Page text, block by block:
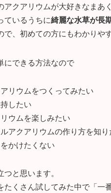
アクアリウムが大好きなま
ているうちに綺麗な水草が長
で、初めての方にもわかりや
にできる方法なので
リウムをつくってみたい
したい
ウムを楽しみたい
アクアリウムの作り方を知り
かけたくない
と思います。
たくさん試してみた中で「